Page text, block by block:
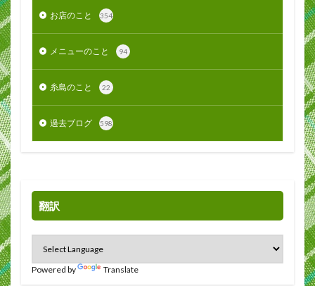
お店のこと 354
メニューのこと 94
糸島のこと 22
過去ブログ 598
翻訳
Powered by Translate